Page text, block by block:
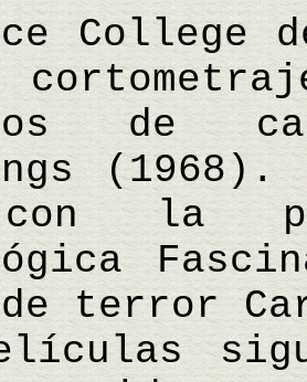
College
de
la
terror